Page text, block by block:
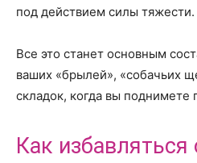
под действием силы тяжести.
Все это станет основным
ваших «брылей», «собачьих
складок, когда вы поднимете
Как избавляться